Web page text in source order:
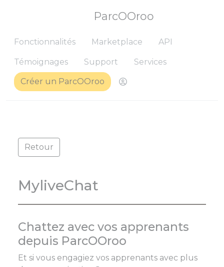
ParcOOroo
Fonctionnalités Marketplace API
Témoignages Support Services
Créer un ParcOOroo Me connecter pour
Retour
MyliveChat
Chattez avec vos apprenants
depuis ParcOOroo
Et si vous engagiez vos apprenants avec plus